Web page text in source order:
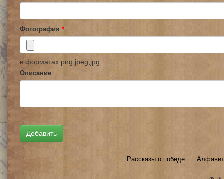
Фотография *
в форматах png,jpeg,jpg.
Описание
Рассказы о победе